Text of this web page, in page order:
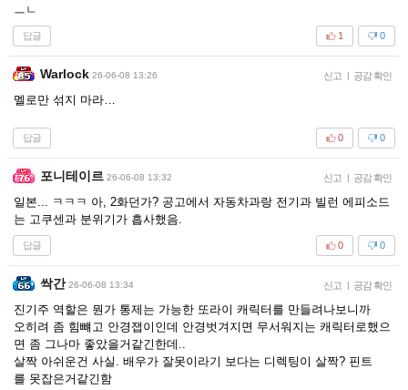
ㅡㄴ
답글 0
1
Warlock 26-06-08 13:26 신고 | 공감 확인
멜로만 섞지 마라…
답글 0
0
포니테이르 26-06-08 13:32 신고 | 공감 확인
일본... ㅋㅋㅋ 아, 2화던가? 공고에서 자동차과랑 전기과 빌런 에피소드
는 고쿠센과 분위기가 흡사했음.
답글 0
0
싹간 26-06-08 13:34 신고 | 공감 확인
진기주 역할은 뭔가 통제는 가능한 또라이 캐릭터를 만들려나보니까
오히려 좀 힘뺴고 안경잽이인데 안경벗겨지면 무서워지는 캐릭터로했으
면 좀 그나마 좋았을거같긴한데..
살짝 아쉬운건 사실. 배우가 잘못이라기 보다는 디렉팅이 살짝? 핀트
를 못잡은거같긴함